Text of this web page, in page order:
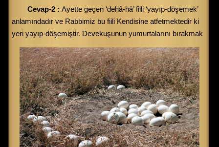
Cevap-2 : Ayette geçen ‘dehâ-hâ’ fiili ‘yayıp-döşemek’
anlamındadır ve Rabbimiz bu fiili Kendisine atfetmektedir ki
yeri yayıp-döşemiştir. Devekuşunun yumurtalarını bırakmak